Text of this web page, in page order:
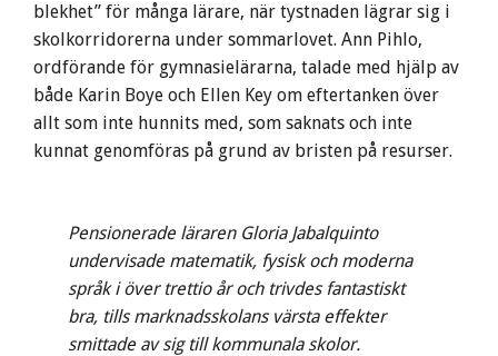
blekhet” för många lärare, när tystnaden lägrar sig i
skolkorridorerna under sommarlovet. Ann Pihlo,
ordförande för gymnasielärarna, talade med hjälp av
både Karin Boye och Ellen Key om eftertanken över
allt som inte hunnits med, som saknats och inte
kunnat genomföras på grund av bristen på resurser.
Pensionerade läraren Gloria Jabalquinto
undervisade matematik, fysisk och moderna
språk i över trettio år och trivdes fantastiskt
bra, tills marknadsskolans värsta effekter
smittade av sig till kommunala skolor.